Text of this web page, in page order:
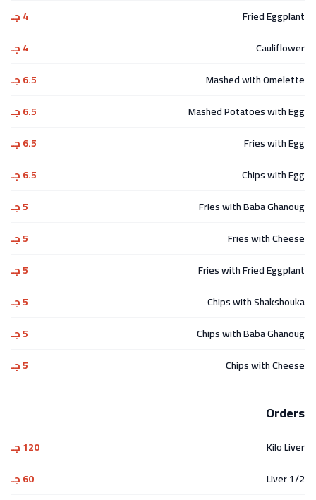
Fried Eggplant
4 جـ
Cauliflower
4 جـ
Mashed with Omelette
6.5 جـ
Mashed Potatoes with Egg
6.5 جـ
Fries with Egg
6.5 جـ
Chips with Egg
6.5 جـ
Fries with Baba Ghanoug
5 جـ
Fries with Cheese
5 جـ
Fries with Fried Eggplant
5 جـ
Chips with Shakshouka
5 جـ
Chips with Baba Ghanoug
5 جـ
Chips with Cheese
5 جـ
Orders
Kilo Liver
120 جـ
1/2 Liver
60 جـ